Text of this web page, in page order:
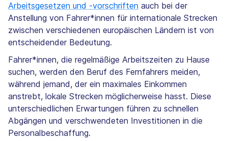
Arbeitsgesetzen und -vorschriften auch bei der
Anstellung von Fahrer*innen für internationale Strecken
zwischen verschiedenen europäischen Ländern ist von
entscheidender Bedeutung.
Fahrer*innen, die regelmäßige Arbeitszeiten zu Hause
suchen, werden den Beruf des Fernfahrers meiden,
während jemand, der ein maximales Einkommen
anstrebt, lokale Strecken möglicherweise hasst. Diese
unterschiedlichen Erwartungen führen zu schnellen
Abgängen und verschwendeten Investitionen in die
Personalbeschaffung.